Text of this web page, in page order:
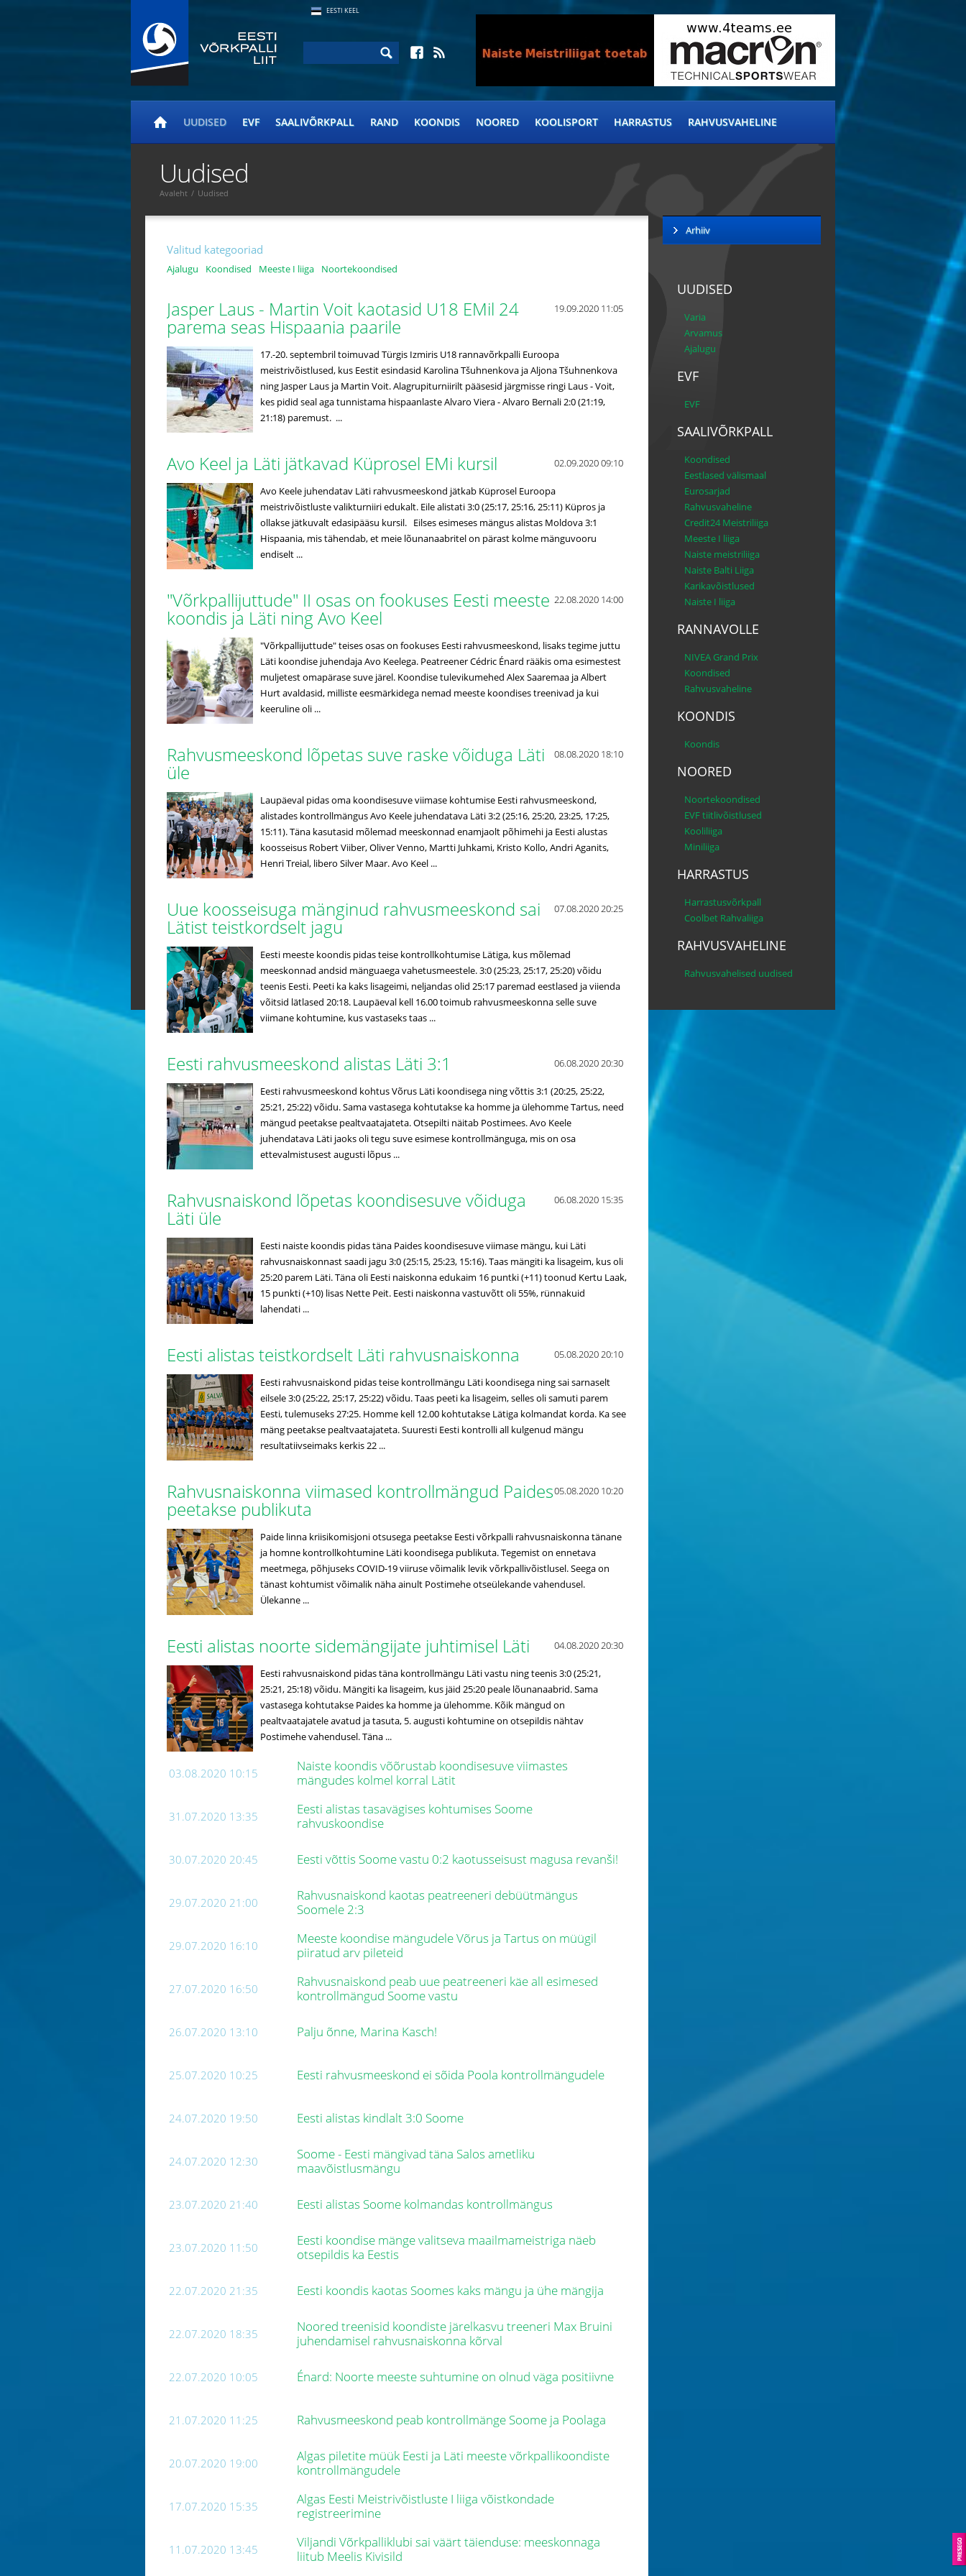
EESTI KEEL
UUDISED EVF SAALIVÕRKPALL RAND KOONDIS NOORED KOOLISPORT HARRASTUS RAHVUSVAHELINE
Valitud kategooriad
Ajalugu Koondised Meeste I liiga Noortekoondised
19.09.2020 11:05
Jasper Laus - Martin Voit kaotasid U18 EMil 24
parema seas Hispaania paarile
17.-20. septembril toimuvad Türgis Izmiris U18 rannavõrkpalli Euroopa
meistrivõistlused, kus Eestit esindasid Karolina Tšuhnenkova ja Aljona Tšuhnenkova
ning Jasper Laus ja Martin Voit. Alagrupiturniirilt pääsesid järgmisse ringi Laus - Voit,
kes pidid seal aga tunnistama hispaanlaste Alvaro Viera - Alvaro Bernali 2:0 (21:19,
21:18) paremust. ...
02.09.2020 09:10
Avo Keel ja Läti jätkavad Küprosel EMi kursil
Avo Keele juhendatav Läti rahvusmeeskond jätkab Küprosel Euroopa
meistrivõistluste valikturniiri edukalt. Eile alistati 3:0 (25:17, 25:16, 25:11) Küpros ja
ollakse jätkuvalt edasipääsu kursil. Eilses esimeses mängus alistas Moldova 3:1
Hispaania, mis tähendab, et meie lõunanaabritel on pärast kolme mänguvooru
endiselt ...
22.08.2020 14:00
"Võrkpallijuttude" II osas on fookuses Eesti meeste
koondis ja Läti ning Avo Keel
"Võrkpallijuttude" teises osas on fookuses Eesti rahvusmeeskond, lisaks tegime juttu
Läti koondise juhendaja Avo Keelega. Peatreener Cédric Énard rääkis oma esimestest
muljetest omapärase suve järel. Koondise tulevikumehed Alex Saaremaa ja Albert
Hurt avaldasid, milliste eesmärkidega nemad meeste koondises treenivad ja kui
keeruline oli ...
08.08.2020 18:10
Rahvusmeeskond lõpetas suve raske võiduga Läti
üle
Laupäeval pidas oma koondisesuve viimase kohtumise Eesti rahvusmeeskond,
alistades kontrollmängus Avo Keele juhendatava Läti 3:2 (25:16, 25:20, 23:25, 17:25,
15:11). Täna kasutasid mõlemad meeskonnad enamjaolt põhimehi ja Eesti alustas
koosseisus Robert Viiber, Oliver Venno, Martti Juhkami, Kristo Kollo, Andri Aganits,
Henri Treial, libero Silver Maar. Avo Keel ...
07.08.2020 20:25
Uue koosseisuga mänginud rahvusmeeskond sai
Lätist teistkordselt jagu
Eesti meeste koondis pidas teise kontrollkohtumise Lätiga, kus mõlemad
meeskonnad andsid mänguaega vahetusmeestele. 3:0 (25:23, 25:17, 25:20) võidu
teenis Eesti. Peeti ka kaks lisageimi, neljandas olid 25:17 paremad eestlased ja viienda
võitsid lätlased 20:18. Laupäeval kell 16.00 toimub rahvusmeeskonna selle suve
viimane kohtumine, kus vastaseks taas ...
06.08.2020 20:30
Eesti rahvusmeeskond alistas Läti 3:1
Eesti rahvusmeeskond kohtus Võrus Läti koondisega ning võttis 3:1 (20:25, 25:22,
25:21, 25:22) võidu. Sama vastasega kohtutakse ka homme ja ülehomme Tartus, need
mängud peetakse pealtvaatajateta. Otsepilti näitab Postimees. Avo Keele
juhendatava Läti jaoks oli tegu suve esimese kontrollmänguga, mis on osa
ettevalmistusest augusti lõpus ...
06.08.2020 15:35
Rahvusnaiskond lõpetas koondisesuve võiduga
Läti üle
Eesti naiste koondis pidas täna Paides koondisesuve viimase mängu, kui Läti
rahvusnaiskonnast saadi jagu 3:0 (25:15, 25:23, 15:16). Taas mängiti ka lisageim, kus oli
25:20 parem Läti. Täna oli Eesti naiskonna edukaim 16 puntki (+11) toonud Kertu Laak,
15 punkti (+10) lisas Nette Peit. Eesti naiskonna vastuvõtt oli 55%, rünnakuid
lahendati ...
05.08.2020 20:10
Eesti alistas teistkordselt Läti rahvusnaiskonna
Eesti rahvusnaiskond pidas teise kontrollmängu Läti koondisega ning sai sarnaselt
eilsele 3:0 (25:22, 25:17, 25:22) võidu. Taas peeti ka lisageim, selles oli samuti parem
Eesti, tulemuseks 27:25. Homme kell 12.00 kohtutakse Lätiga kolmandat korda. Ka see
mäng peetakse pealtvaatajateta. Suuresti Eesti kontrolli all kulgenud mängu
resultatiivseimaks kerkis 22 ...
05.08.2020 10:20
Rahvusnaiskonna viimased kontrollmängud Paides
peetakse publikuta
Paide linna kriisikomisjoni otsusega peetakse Eesti võrkpalli rahvusnaiskonna tänane
ja homne kontrollkohtumine Läti koondisega publikuta. Tegemist on ennetava
meetmega, põhjuseks COVID-19 viiruse võimalik levik võrkpallivõistlusel. Seega on
tänast kohtumist võimalik näha ainult Postimehe otseülekande vahendusel.
Ülekanne ...
04.08.2020 20:30
Eesti alistas noorte sidemängijate juhtimisel Läti
Eesti rahvusnaiskond pidas täna kontrollmängu Läti vastu ning teenis 3:0 (25:21,
25:21, 25:18) võidu. Mängiti ka lisageim, kus jäid 25:20 peale lõunanaabrid. Sama
vastasega kohtutakse Paides ka homme ja ülehomme. Kõik mängud on
pealtvaatajatele avatud ja tasuta, 5. augusti kohtumine on otsepildis nähtav
Postimehe vahendusel. Täna ...
03.08.2020 10:15
Naiste koondis võõrustab koondisesuve viimastes
mängudes kolmel korral Lätit
31.07.2020 13:35
Eesti alistas tasavägises kohtumises Soome
rahvuskoondise
30.07.2020 20:45 Eesti võttis Soome vastu 0:2 kaotusseisust magusa revanši!
29.07.2020 21:00
Rahvusnaiskond kaotas peatreeneri debüütmängus
Soomele 2:3
29.07.2020 16:10
Meeste koondise mängudele Võrus ja Tartus on müügil
piiratud arv pileteid
27.07.2020 16:50
Rahvusnaiskond peab uue peatreeneri käe all esimesed
kontrollmängud Soome vastu
26.07.2020 13:10 Palju õnne, Marina Kasch!
25.07.2020 10:25 Eesti rahvusmeeskond ei sõida Poola kontrollmängudele
24.07.2020 19:50 Eesti alistas kindlalt 3:0 Soome
24.07.2020 12:30
Soome - Eesti mängivad täna Salos ametliku
maavõistlusmängu
23.07.2020 21:40 Eesti alistas Soome kolmandas kontrollmängus
23.07.2020 11:50
Eesti koondise mänge valitseva maailmameistriga näeb
otsepildis ka Eestis
22.07.2020 21:35 Eesti koondis kaotas Soomes kaks mängu ja ühe mängija
22.07.2020 18:35
Noored treenisid koondiste järelkasvu treeneri Max Bruini
juhendamisel rahvusnaiskonna kõrval
22.07.2020 10:05 Énard: Noorte meeste suhtumine on olnud väga positiivne
21.07.2020 11:25 Rahvusmeeskond peab kontrollmänge Soome ja Poolaga
20.07.2020 19:00
Algas piletite müük Eesti ja Läti meeste võrkpallikoondiste
kontrollmängudele
17.07.2020 15:35
Algas Eesti Meistrivõistluste I liiga võistkondade
registreerimine
11.07.2020 13:45
Viljandi Võrkpalliklubi sai väärt täienduse: meeskonnaga
liitub Meelis Kivisild
Uudised
Avaleht / Uudised
Arhiiv
UUDISED
Varia
Arvamus
Ajalugu
EVF
EVF
SAALIVÕRKPALL
Koondised
Eestlased välismaal
Eurosarjad
Rahvusvaheline
Credit24 Meistriliiga
Meeste I liiga
Naiste meistriliiga
Naiste Balti Liiga
Karikavõistlused
Naiste I liiga
RANNAVOLLE
NIVEA Grand Prix
Koondised
Rahvusvaheline
KOONDIS
Koondis
NOORED
Noortekoondised
EVF tiitlivõistlused
Kooliliiga
Miniliiga
HARRASTUS
Harrastusvõrkpall
Coolbet Rahvaliiga
RAHVUSVAHELINE
Rahvusvahelised uudised